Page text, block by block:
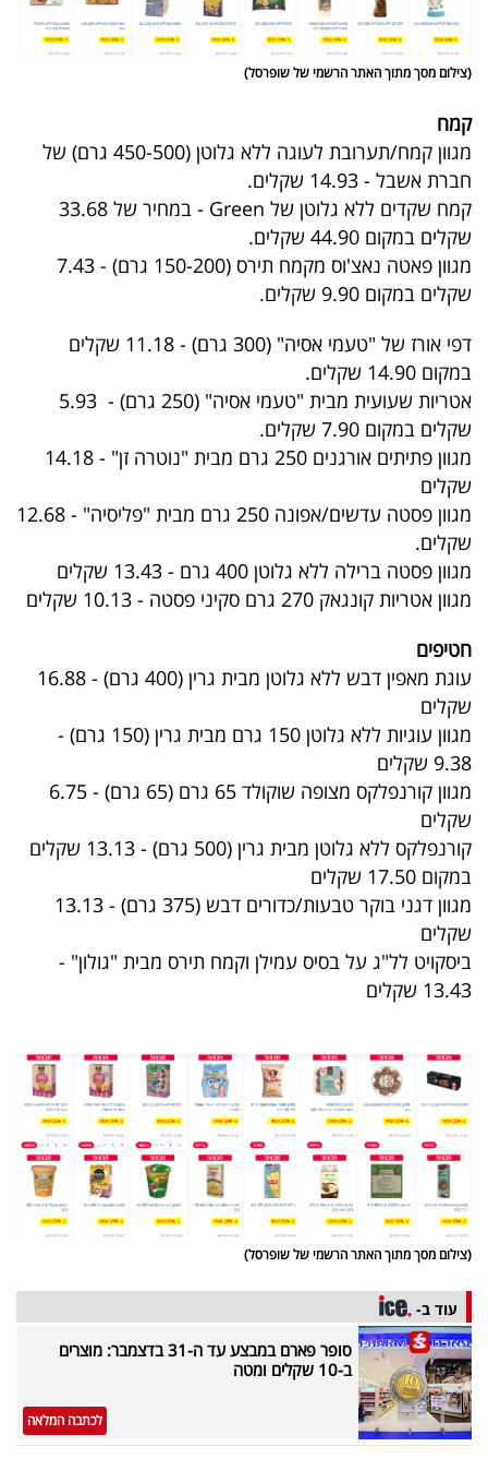
פרסמו
באייס
אחרינו:
(צילום מסך מתוך האתר הרשמי של שופרסל)
קמח
מגוון קמח/תערובת לעוגה ללא גלוטן (450-500 גרם) של
חברת אשבל - 14.93 שקלים.
קמח שקדים ללא גלוטן של Green - במחיר של 33.68
שקלים במקום 44.90 שקלים.
מגוון פאטה נאצ'וס מקמח תירס (150-200 גרם) - 7.43
שקלים במקום 9.90 שקלים.
דפי אורז של "טעמי אסיה" (300 גרם) - 11.18 שקלים
במקום 14.90 שקלים.
אטריות שעועית מבית "טעמי אסיה" (250 גרם) - 5.93
שקלים במקום 7.90 שקלים.
מגוון פתיתים אורגנים 250 גרם מבית "נוטרה זן" - 14.18
שקלים
מגוון פסטה עדשים/אפונה 250 גרם מבית "פליסיה" - 12.68
שקלים.
מגוון פסטה ברילה ללא גלוטן 400 גרם - 13.43 שקלים
מגוון אטריות קונגאק 270 גרם סקיני פסטה - 10.13 שקלים
חטיפים
עוגת מאפין דבש ללא גלוטן מבית גרין (400 גרם) - 16.88
שקלים
מגוון עוגיות ללא גלוטן 150 גרם מבית גרין (150 גרם) -
9.38 שקלים
מגוון קורנפלקס מצופה שוקולד 65 גרם (65 גרם) - 6.75
שקלים
קורנפלקס ללא גלוטן מבית גרין (500 גרם) - 13.13 שקלים
במקום 17.50 שקלים
מגוון דגני בוקר טבעות/כדורים דבש (375 גרם) - 13.13
שקלים
ביסקויט לל"ג על בסיס עמילן וקמח תירס מבית "גולון" -
13.43 שקלים
(צילום מסך מתוך האתר הרשמי של שופרסל)
עוד ב-
סופר פארם במבצע עד ה-31 בדצמבר: מוצרים
ב-10 שקלים ומטה
לכתבה המלאה